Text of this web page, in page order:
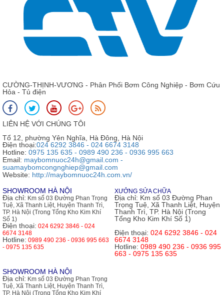
CƯỜNG-THỊNH-VƯƠNG - Phân Phối Bơm Công Nghiệp - Bơm Cứu
Hỏa - Tủ điện
LIÊN HỆ VỚI CHÚNG TÔI
Tổ 12, phường Yên Nghĩa, Hà Đông, Hà Nội
Điện thoại:024 6292 3846 - 024 6674 3148
Hotline: 0975 135 635 - 0989 490 236 - 0936 995 663
Email: maybomnuoc24h@gmail.com -
suamaybomcongnghiep@gmail.com
Website: http://maybomnuoc24h.com.vn/
SHOWROOM HÀ NỘI
Địa chỉ: Km số 03 Đường Phan Trọng
Tuệ, Xã Thanh Liệt, Huyện Thanh Trì,
TP. Hà Nội (Trong Tổng Kho Kim Khí
Số 1)
Điện thoại: 024 6292 3846 - 024
6674 3148
Hotline: 0989 490 236 - 0936 995 663
- 0975 135 635
XƯỞNG SỬA CHỮA
Địa chỉ: Km số 03 Đường Phan
Trọng Tuệ, Xã Thanh Liệt, Huyện
Thanh Trì, TP. Hà Nội (Trong
Tổng Kho Kim Khí Số 1)
Điện thoại: 024 6292 3846 - 024
6674 3148
Hotline: 0989 490 236 - 0936 995
663 - 0975 135 635
SHOWROOM HÀ NỘI
Địa chỉ: Km số 03 Đường Phan Trọng
Tuệ, Xã Thanh Liệt, Huyện Thanh Trì,
TP. Hà Nội (Trong Tổng Kho Kim Khí